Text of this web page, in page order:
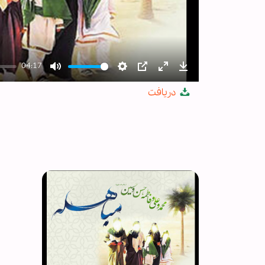
04:17
Mute Settings
PIP Enter
fullscreen
Download
دریافت